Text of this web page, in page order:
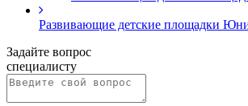
Развивающие детские площадки
Задайте вопрос
специалисту